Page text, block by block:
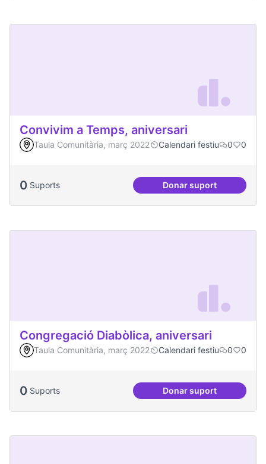
Convivim a Temps, aniversari
Taula Comunitària, març 2022 Calendari festiu 0 0
0 Suports Donar suport
Convivim a
Congregació Diabòlica, aniversari
Taula Comunitària, març 2022 Calendari festiu 0 0
0 Suports Donar suport
Congregació